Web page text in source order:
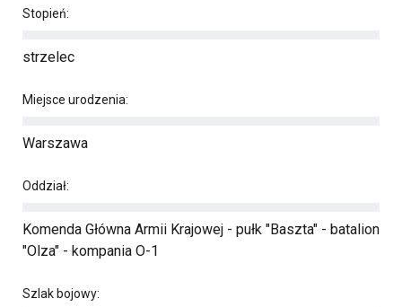
Stopień:
strzelec
Miejsce urodzenia:
Warszawa
Oddział:
Komenda Główna Armii Krajowej - pułk "Baszta" - batalion
"Olza" - kompania O-1
Szlak bojowy: